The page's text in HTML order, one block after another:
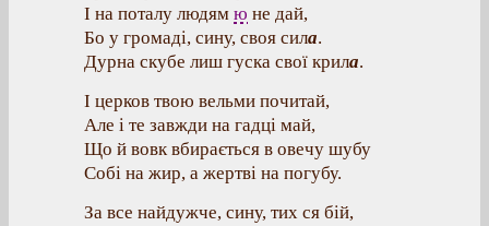
І на поталу людям ю не дай,
Бо у громаді, сину, своя сила.
Дурна скубе лиш гуска свої крила.
І церков твою вельми почитай,
Але і те завжди на гадці май,
Що й вовк вбирається в овечу шубу
Собі на жир, а жертві на погубу.
За все найдужче, сину, тих ся бій,